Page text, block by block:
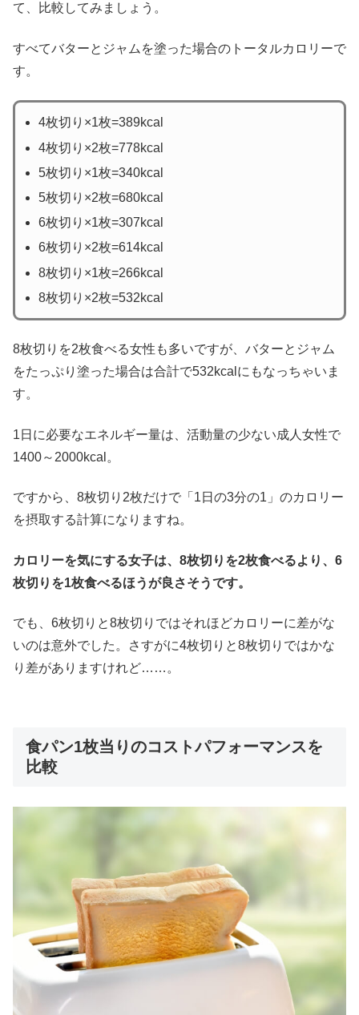
て、比較してみましょう。
すべてバターとジャムを塗った場合のトータルカロリーで
す。
4枚切り×1枚=389kcal
4枚切り×2枚=778kcal
5枚切り×1枚=340kcal
5枚切り×2枚=680kcal
6枚切り×1枚=307kcal
6枚切り×2枚=614kcal
8枚切り×1枚=266kcal
8枚切り×2枚=532kcal
8枚切りを2枚食べる女性も多いですが、バターとジャム
をたっぷり塗った場合は合計で532kcalにもなっちゃいま
す。
1日に必要なエネルギー量は、活動量の少ない成人女性で
1400～2000kcal。
ですから、8枚切り2枚だけで「1日の3分の1」のカロリー
を摂取する計算になりますね。
カロリーを気にする女子は、8枚切りを2枚食べるより、6
枚切りを1枚食べるほうが良さそうです。
でも、6枚切りと8枚切りではそれほどカロリーに差がな
いのは意外でした。さすがに4枚切りと8枚切りではかな
り差がありますけれど……。
食パン1枚当りのコストパフォーマンスを
比較